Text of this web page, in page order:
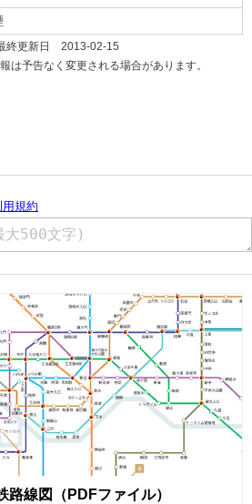
更新日 2013-02-15
は予告なく変更される場合があります。
路線図（PDFファイル）